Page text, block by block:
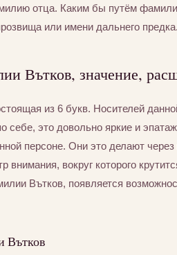
отца. Каким бы путём
или имени дальнего предка.
Вътков, значение,
из 6 букв. Носителей
себе, это довольно яркие и
персоне. Они это делают
вокруг которого
Вътков, появляется
Вътков